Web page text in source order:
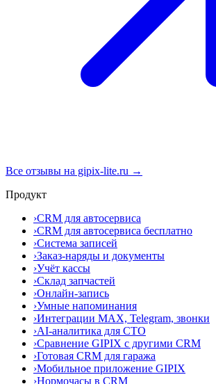
Все отзывы на gipix-lite.ru →
Продукт
›CRM для автосервиса
›CRM для автосервиса бесплатно
›Система записей
›Заказ-наряды и документы
›Учёт кассы
›Склад запчастей
›Онлайн-запись
›Умные напоминания
›Интеграции MAX, Telegram, звонки
›AI-аналитика для СТО
›Сравнение GIPIX с другими CRM
›Готовая CRM для гаража
›Мобильное приложение GIPIX
›Нормочасы в CRM